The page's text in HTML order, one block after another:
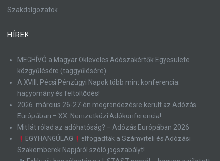
Szakdolgozatok
HÍREK
MEGHÍVÓ a Magyar Okleveles Adószakértők Egyesülete
közgyűlésére (taggyűlésére)
A XVIII. Pécsi Pénzügyi Napok több mint konferencia:
hagyomány és feltöltődés!
2026. március 26-27-én megrendezésre került az Adózás
Európában – XX. Nemzetközi Adókonferencia!
Mit lát rólad az adóhatóság? – Adózás Európában 2026
EGYHANGÚLAG
elfogadták a Számviteli és Adózási
Szakemberek Napjáról szóló jogszabályt!